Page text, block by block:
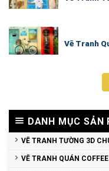
Vẽ Tranh
DANH MỤC SẢN
VẼ TRANH TƯỜNG 3D
VẼ TRANH QUÁN